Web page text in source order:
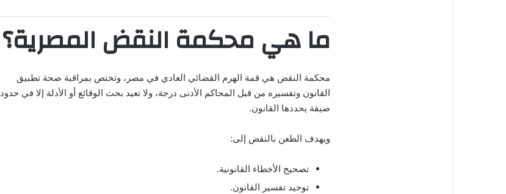
ما هي محكمة النقض المصرية؟
محكمة النقض هي قمة الهرم القضائي العادي في مصر، وتختص بمراقبة صحة تطبيق
القانون وتفسيره من قبل المحاكم الأدنى درجة، ولا تعيد بحث الوقائع أو الأدلة إلا في حدود
ضيقة يحددها القانون.
ويهدف الطعن بالنقض إلى:
تصحيح الأخطاء القانونية.
توحيد تفسير القانون.